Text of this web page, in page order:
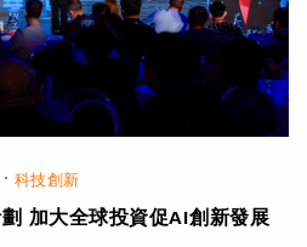
科技創新
加大全球投資促AI創新發展